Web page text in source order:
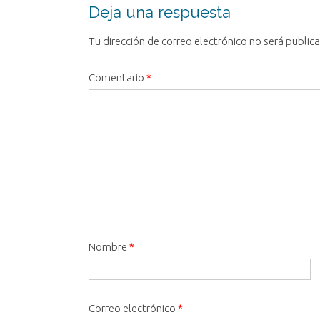
entrada
Deja una respuesta
Tu dirección de correo electrónico no será
Comentario *
Nombre *
Correo electrónico *